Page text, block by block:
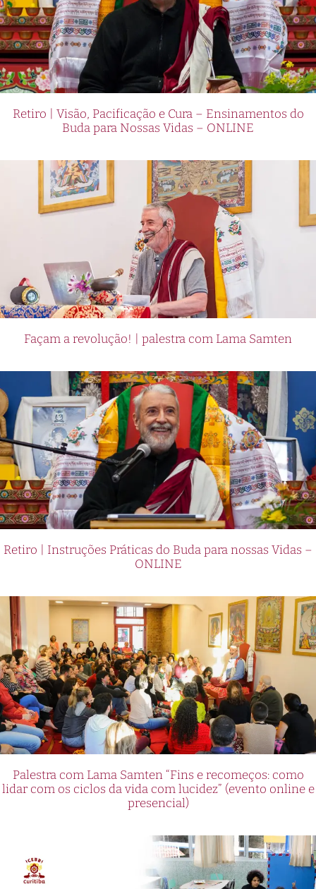
Retiro | Visão, Pacificação e Cura – Ensinamentos do
Buda para Nossas Vidas – ONLINE
Façam a revolução! | palestra com Lama Samten
Retiro | Instruções Práticas do Buda para nossas Vidas –
ONLINE
Palestra com Lama Samten “Fins e recomeços: como
lidar com os ciclos da vida com lucidez” (evento online e
presencial)